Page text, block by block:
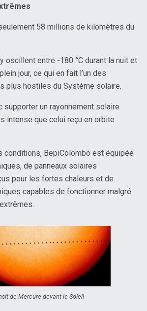
58 millions de kilomètres du
oscillent entre -180 °C durant la nuit et
jour, ce qui en fait l’un des
plus hostiles du Système solaire.
supporter un rayonnement solaire
intense que celui reçu en orbite
conditions, BepiColombo est équipée
de panneaux solaires
pour les fortes chaleurs et de
capables de fonctionner malgré
de Mercure devant le Soleil